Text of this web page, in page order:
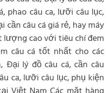
phao câu ca, lưỡi câu lục,
cần câu cá giá rẻ, hay máy
lượng cao với tiêu chí đem
câu cá tốt nhất cho các
Đại lý đồ câu cá, cần câu
ca, lưỡi câu lục, phụ kiện